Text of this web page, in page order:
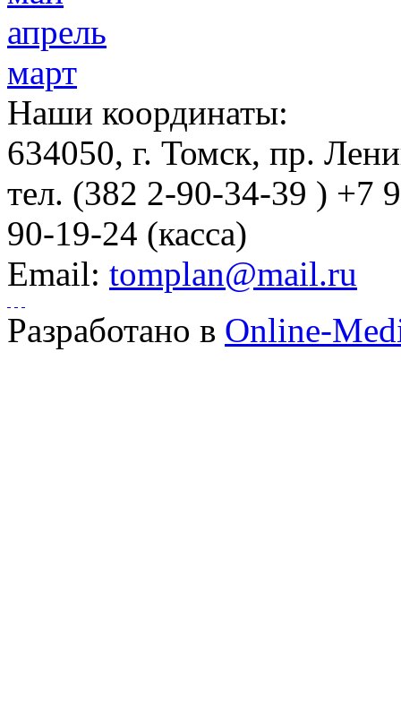
апрель
март
Наши координаты:
634050, г. Томск, пр.
тел. (382 2-90-34-39 ) +7
90-19-24 (касса)
Email: tomplan@mail.ru
Разработано в Online-